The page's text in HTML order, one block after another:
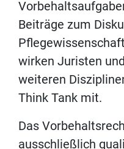
Beiträge zum
wirken Juristen
weiteren
Think Tank mit.
Das
ausschließlich